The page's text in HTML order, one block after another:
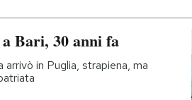
Bari, 30 anni fa
in Puglia, strapiena, ma